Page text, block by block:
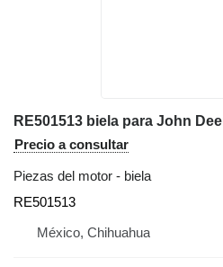
RE501513 biela para John
Precio a consultar
Piezas del motor - biela
RE501513
México, Chihuahua